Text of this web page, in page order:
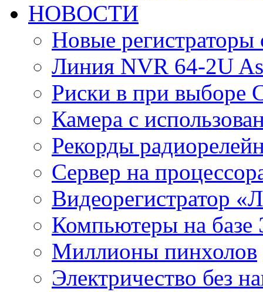
НОВОСТИ
Новые регистраторы
Линия NVR 64-2U
Риски в при выборе
Камера с
Рекорды
Сервер на
Видеорегистратор
Компьютеры на базе
Миллионы пинхолов
Электричество без